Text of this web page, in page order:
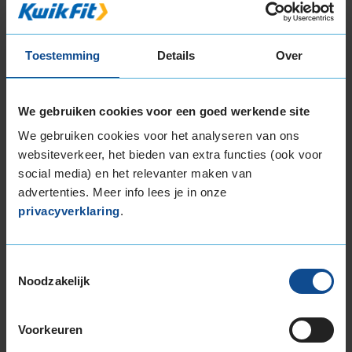
Toestemming Details Over
We gebruiken cookies voor een goed werkende site
We gebruiken cookies voor het analyseren van ons
websiteverkeer, het bieden van extra functies (ook voor
social media) en het relevanter maken van
advertenties. Meer info lees je in onze
privacyverklaring.
Noodzakelijk
Voorkeuren
Montage Veilig & Zeker
Montage
Balanceren
Ventiel of TPMS service
Stikstof
1